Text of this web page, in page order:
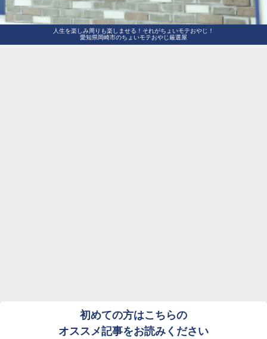
人生を楽しみ周りも楽しませる！それがちょいモテおやじ！
愛知県岡崎市のちょいモテおやじ厳選屋
初めての方はこちらの
オススメ記事をお読みください